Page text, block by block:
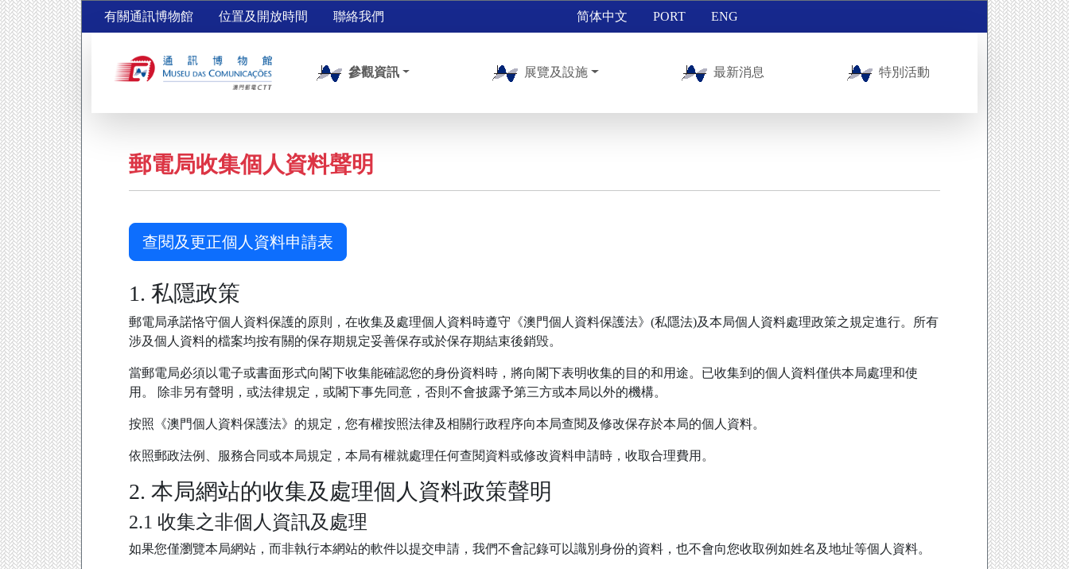
有關通訊博物館 位置及開放時間 聯絡我們 简体中文 PORT ENG
參觀資訊 展覽及設施 最新消息 特別活動
郵電局收集個人資料聲明
查閱及更正個人資料申請表
1. 私隱政策
郵電局承諾恪守個人資料保護的原則，在收集及處理個人資料時遵守《澳門個人資料保護法》(私隱法)及本局個人資料處理政策之規定進行。所有
涉及個人資料的檔案均按有關的保存期規定妥善保存或於保存期結束後銷毁。
當郵電局必須以電子或書面形式向閣下收集能確認您的身份資料時，將向閣下表明收集的目的和用途。已收集到的個人資料僅供本局處理和使
用。 除非另有聲明，或法律規定，或閣下事先同意，否則不會披露予第三方或本局以外的機構。
按照《澳門個人資料保護法》的規定，您有權按照法律及相關行政程序向本局查閱及修改保存於本局的個人資料。
依照郵政法例、服務合同或本局規定，本局有權就處理任何查閱資料或修改資料申請時，收取合理費用。
2. 本局網站的收集及處理個人資料政策聲明
2.1 收集之非個人資訊及處理
如果您僅瀏覽本局網站，而非執行本網站的軟件以提交申請，我們不會記錄可以識別身份的資料，也不會向您收取例如姓名及地址等個人資料。